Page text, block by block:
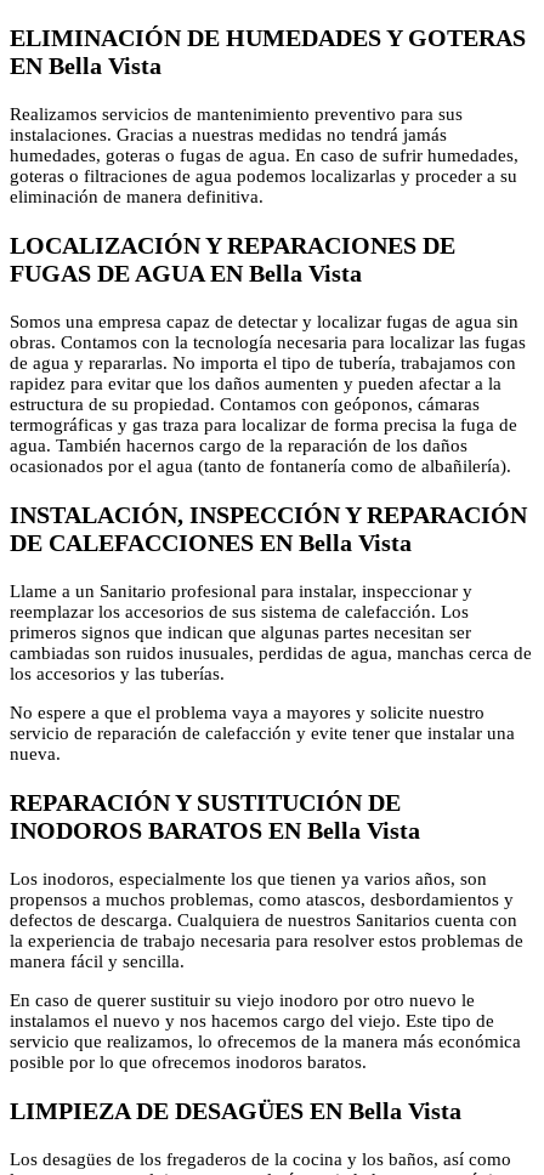
ELIMINACIÓN DE HUMEDADES Y GOTERAS
EN Bella Vista
Realizamos servicios de mantenimiento preventivo para sus
instalaciones. Gracias a nuestras medidas no tendrá jamás
humedades, goteras o fugas de agua. En caso de sufrir humedades,
goteras o filtraciones de agua podemos localizarlas y proceder a su
eliminación de manera definitiva.
LOCALIZACIÓN Y REPARACIONES DE
FUGAS DE AGUA EN Bella Vista
Somos una empresa capaz de detectar y localizar fugas de agua sin
obras. Contamos con la tecnología necesaria para localizar las fugas
de agua y repararlas. No importa el tipo de tubería, trabajamos con
rapidez para evitar que los daños aumenten y pueden afectar a la
estructura de su propiedad. Contamos con geóponos, cámaras
termográficas y gas traza para localizar de forma precisa la fuga de
agua. También hacernos cargo de la reparación de los daños
ocasionados por el agua (tanto de fontanería como de albañilería).
INSTALACIÓN, INSPECCIÓN Y REPARACIÓN
DE CALEFACCIONES EN Bella Vista
Llame a un Sanitario profesional para instalar, inspeccionar y
reemplazar los accesorios de sus sistema de calefacción. Los
primeros signos que indican que algunas partes necesitan ser
cambiadas son ruidos inusuales, perdidas de agua, manchas cerca de
los accesorios y las tuberías.
No espere a que el problema vaya a mayores y solicite nuestro
servicio de reparación de calefacción y evite tener que instalar una
nueva.
REPARACIÓN Y SUSTITUCIÓN DE
INODOROS BARATOS EN Bella Vista
Los inodoros, especialmente los que tienen ya varios años, son
propensos a muchos problemas, como atascos, desbordamientos y
defectos de descarga. Cualquiera de nuestros Sanitarios cuenta con
la experiencia de trabajo necesaria para resolver estos problemas de
manera fácil y sencilla.
En caso de querer sustituir su viejo inodoro por otro nuevo le
instalamos el nuevo y nos hacemos cargo del viejo. Este tipo de
servicio que realizamos, lo ofrecemos de la manera más económica
posible por lo que ofrecemos inodoros baratos.
LIMPIEZA DE DESAGÜES EN Bella Vista
Los desagües de los fregaderos de la cocina y los baños, así como